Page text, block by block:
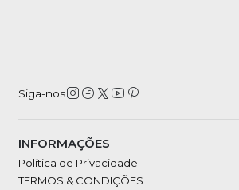
Siga-nos
INFORMAÇÕES
Política de Privacidade
TERMOS & CONDIÇÕES